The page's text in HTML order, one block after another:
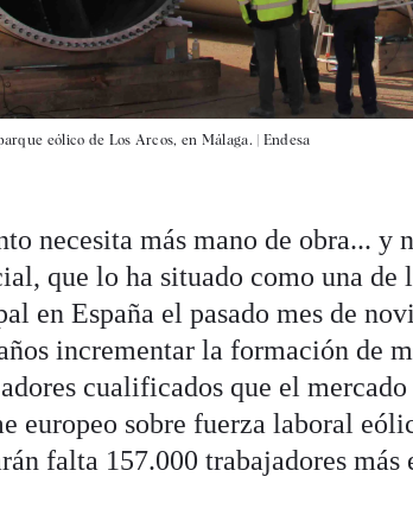
eólico de Los Arcos, en Málaga. | Endesa
necesita más mano de obra... y
que lo ha situado como una
en España el pasado mes de
incrementar la formación de
cualificados que el
europeo sobre fuerza laboral
falta 157.000 trabajadores